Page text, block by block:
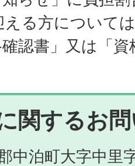
る方について
認書」又は「
関するお
中泊町大字中里